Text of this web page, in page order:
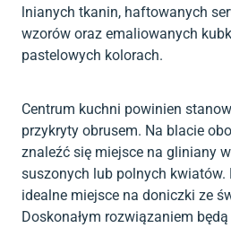
lnianych tkanin, haftowanych
wzorów oraz emaliowanych
pastelowych kolorach.
Centrum kuchni powinien
przykryty obrusem. Na blacie
znaleźć się miejsce na gliniany
suszonych lub polnych kwiatów.
idealne miejsce na doniczki ze
Doskonałym rozwiązaniem